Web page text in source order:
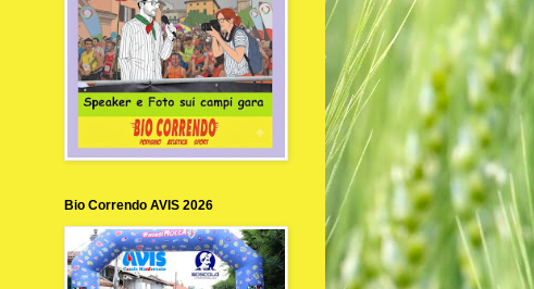
Bio Correndo AVIS 2026